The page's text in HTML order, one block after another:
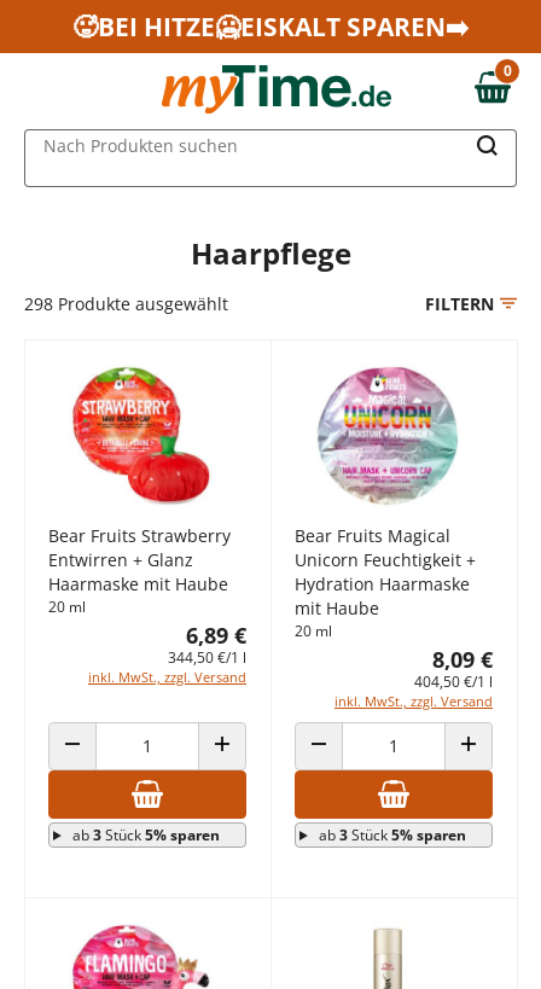
Zum Hauptinhalt springen
Zur Navigation springen
Zur Suche springen
🥵BEI HITZE🥶EISKALT SPAREN➡️
0,00 €
0
Nach Produkten suchen
Haarpflege
298 Produkte ausgewählt FILTERN
Bear Fruits Strawberry
Entwirren + Glanz
Haarmaske mit Haube
20 ml
6,89 €
344,50 €/1 l
inkl. MwSt., zzgl. Versand
ANZAHL VERRINGERN ANZAHL ERHÖHEN
ab3Stück5% sparen
Bear Fruits Magical
Unicorn Feuchtigkeit +
Hydration Haarmaske
mit Haube
20 ml
8,09 €
404,50 €/1 l
inkl. MwSt., zzgl. Versand
ANZAHL VERRINGERN ANZAHL
ab3Stück5% sparen